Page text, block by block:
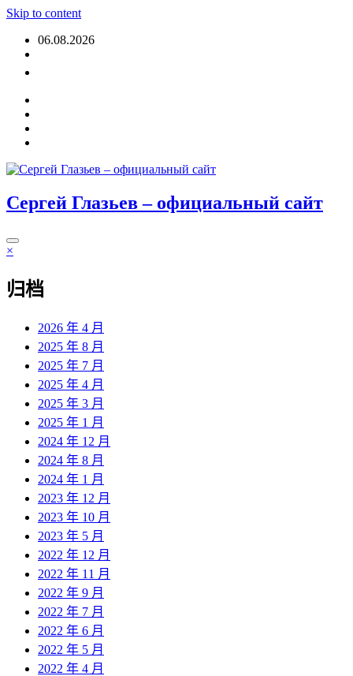
Skip to content
06.08.2026
Сергей Глазьев – официальный сайт
×
归档
2026 年 4 月
2025 年 8 月
2025 年 7 月
2025 年 4 月
2025 年 3 月
2025 年 1 月
2024 年 12 月
2024 年 8 月
2024 年 1 月
2023 年 12 月
2023 年 10 月
2023 年 5 月
2022 年 12 月
2022 年 11 月
2022 年 9 月
2022 年 7 月
2022 年 6 月
2022 年 5 月
2022 年 4 月